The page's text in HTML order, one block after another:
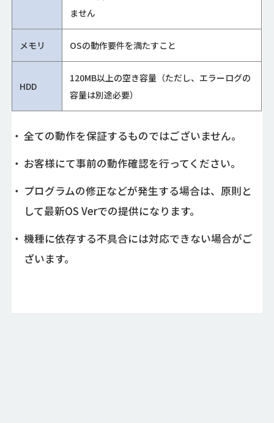
ません
メモリ OSの動作要件を満たすこと
HDD
120MB以上の空き容量（ただし、エラーログの
容量は別途必要）
全ての動作を保証するものではございません。
お客様にて事前の動作確認を行ってください。
プログラムの修正などが発生する場合は、原則と
して最新OS Verでの提供になります。
機種に依存する不具合には対応できない場合がご
ざいます。